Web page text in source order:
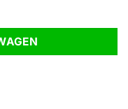
55cm aantal